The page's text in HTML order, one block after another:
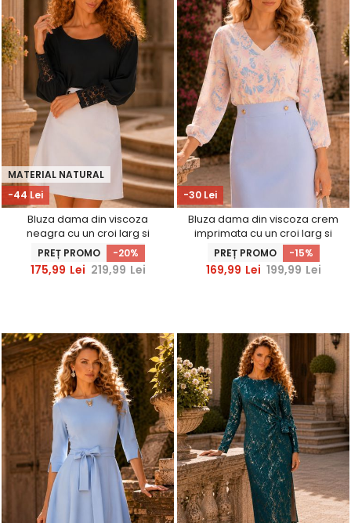
-44 Lei
MATERIAL NATURAL
Bluza dama din viscoza
neagra cu un croi larg si
insertii de dantela -
StarShinerS
PREȚ PROMO -20%
175,99 Lei 219,99 Lei
-30 Lei
Bluza dama din viscoza crem
imprimata cu un croi larg si
maneci bufante - StarShinerS
PREȚ PROMO -15%
169,99 Lei 199,99 Lei